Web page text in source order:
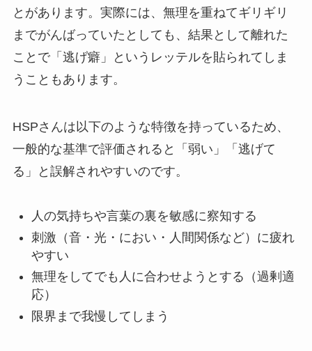
とがあります。実際には、無理を重ねてギリギリ
までがんばっていたとしても、結果として離れた
ことで「逃げ癖」というレッテルを貼られてしま
うこともあります。
HSPさんは以下のような特徴を持っているため、
一般的な基準で評価されると「弱い」「逃げて
る」と誤解されやすいのです。
人の気持ちや言葉の裏を敏感に察知する
刺激（音・光・におい・人間関係など）に疲れ
やすい
無理をしてでも人に合わせようとする（過剰適
応）
限界まで我慢してしまう